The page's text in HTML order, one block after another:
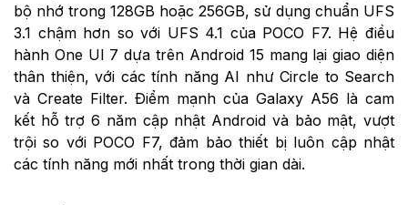
bộ nhớ trong 128GB hoặc 256GB, sử dụng chuẩn UFS
3.1 chậm hơn so với UFS 4.1 của POCO F7. Hệ điều
hành One UI 7 dựa trên Android 15 mang lại giao diện
thân thiện, với các tính năng AI như Circle to Search
và Create Filter. Điểm mạnh của Galaxy A56 là cam
kết hỗ trợ 6 năm cập nhật Android và bảo mật, vượt
trội so với POCO F7, đảm bảo thiết bị luôn cập nhật
các tính năng mới nhất trong thời gian dài.